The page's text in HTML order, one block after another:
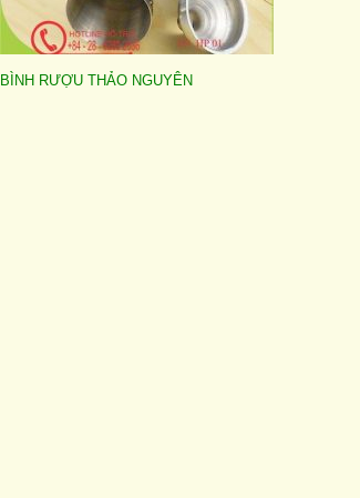
BÌNH RƯỢU THẢO NGUYÊN